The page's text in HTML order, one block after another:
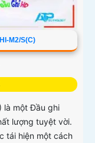
M2/S(C)
là một Đầu ghi
lượng tuyệt vời.
tái hiện một cách